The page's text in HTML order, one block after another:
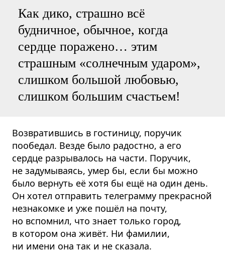
Как дико, страшно всё
будничное, обычное, когда
сердце поражено… этим
страшным «солнечным ударом»,
слишком большой любовью,
слишком большим счастьем!
Возвратившись в гостиницу, поручик
пообедал. Везде было радостно, а его
сердце разрывалось на части. Поручик,
не задумываясь, умер бы, если бы можно
было вернуть её хотя бы ещё на один день.
Он хотел отправить телеграмму прекрасной
незнакомке и уже пошёл на почту,
но вспомнил, что знает только город,
в котором она живёт. Ни фамилии,
ни имени она так и не сказала.